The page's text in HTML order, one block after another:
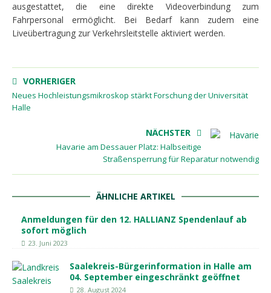
ausgestattet, die eine direkte Videoverbindung zum
Fahrpersonal ermöglicht. Bei Bedarf kann zudem eine
Liveübertragung zur Verkehrsleitstelle aktiviert werden.
VORHERIGER
Neues Hochleistungsmikroskop stärkt Forschung der Universität
Halle
NÄCHSTER
Havarie am Dessauer Platz: Halbseitige
Straßensperrung für Reparatur notwendig
ÄHNLICHE ARTIKEL
Anmeldungen für den 12. HALLIANZ Spendenlauf ab
sofort möglich
23. Juni 2023
Saalekreis-Bürgerinformation in Halle am
04. September eingeschränkt geöffnet
28. August 2024